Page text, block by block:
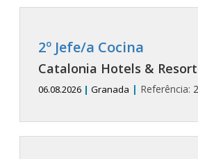
2º Jefe/a Cocina
Catalonia Hotels &
06.08.2026 | Granada | Referência: